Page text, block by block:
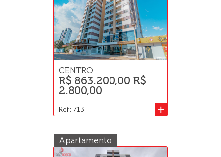
CENTRO
R$ 863.200,00 R$
2.800,00
+
Ref.: 713
Apartamento